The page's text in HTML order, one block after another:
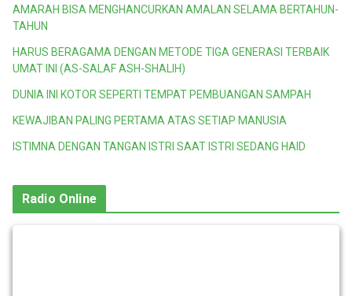
AMARAH BISA MENGHANCURKAN AMALAN SELAMA BERTAHUN-
TAHUN
HARUS BERAGAMA DENGAN METODE TIGA GENERASI TERBAIK
UMAT INI (AS-SALAF ASH-SHALIH)
DUNIA INI KOTOR SEPERTI TEMPAT PEMBUANGAN SAMPAH
KEWAJIBAN PALING PERTAMA ATAS SETIAP MANUSIA
ISTIMNA DENGAN TANGAN ISTRI SAAT ISTRI SEDANG HAID
Radio Online